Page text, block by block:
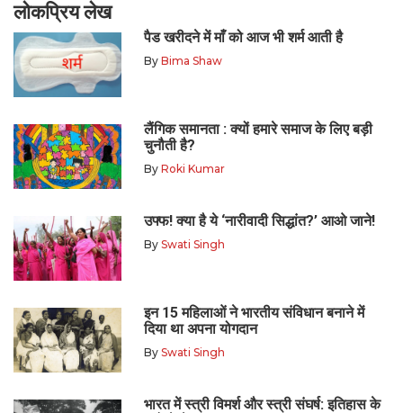
लोकप्रिय लेख
पैड खरीदने में माँ को आज भी शर्म आती है
By Bima Shaw
लैंगिक समानता : क्यों हमारे समाज के लिए बड़ी
चुनौती है?
By Roki Kumar
उफ्फ! क्या है ये ‘नारीवादी सिद्धांत?’ आओ जाने!
By Swati Singh
इन 15 महिलाओं ने भारतीय संविधान बनाने में
दिया था अपना योगदान
By Swati Singh
भारत में स्त्री विमर्श और स्त्री संघर्ष: इतिहास के